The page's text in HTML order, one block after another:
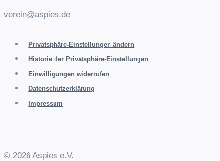
verein@aspies.de
Privatsphäre-Einstellungen ändern
Historie der Privatsphäre-Einstellungen
Einwilligungen widerrufen
Datenschutzerklärung
Impressum
© 2026 Aspies e.V.